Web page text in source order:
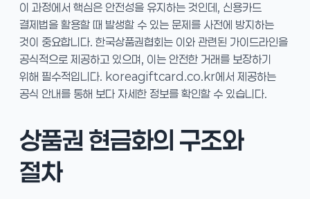
이 과정에서 핵심은 안전성을 유지하는 것인데, 신용카드
결제법을 활용할 때 발생할 수 있는 문제를 사전에 방지하는
것이 중요합니다. 한국상품권협회는 이와 관련된 가이드라인을
공식적으로 제공하고 있으며, 이는 안전한 거래를 보장하기
위해 필수적입니다. koreagiftcard.co.kr에서 제공하는
공식 안내를 통해 보다 자세한 정보를 확인할 수 있습니다.
상품권 현금화의 구조와
절차